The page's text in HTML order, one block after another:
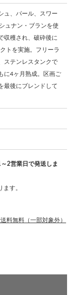
ュ、パール、スワー
ュナン・ブランを使
収穫され、破砕後に
トを実施。フリーラ
ステンレスタンクで
に4ヶ月熟成。区画ご
最後にブレンドして
2営業日で発送しま
す。
料無料（一部対象外）